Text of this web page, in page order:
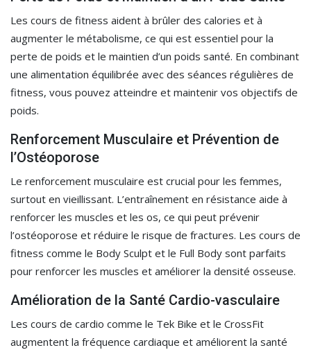
Les cours de fitness aident à brûler des calories et à
augmenter le métabolisme, ce qui est essentiel pour la
perte de poids et le maintien d’un poids santé. En combinant
une alimentation équilibrée avec des séances régulières de
fitness, vous pouvez atteindre et maintenir vos objectifs de
poids.
Renforcement Musculaire et Prévention de
l’Ostéoporose
Le renforcement musculaire est crucial pour les femmes,
surtout en vieillissant. L’entraînement en résistance aide à
renforcer les muscles et les os, ce qui peut prévenir
l’ostéoporose et réduire le risque de fractures. Les cours de
fitness comme le Body Sculpt et le Full Body sont parfaits
pour renforcer les muscles et améliorer la densité osseuse.
Amélioration de la Santé Cardio-vasculaire
Les cours de cardio comme le Tek Bike et le CrossFit
augmentent la fréquence cardiaque et améliorent la santé